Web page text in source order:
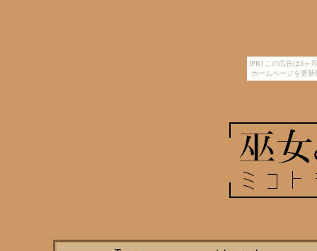
[PR] この広告は3ヶ
ホームページを更